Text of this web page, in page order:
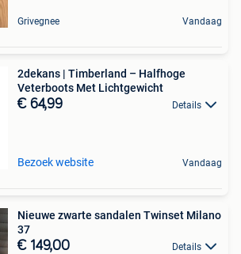
Grivegnee Vandaag
2dekans | Timberland – Halfhoge
Veterboots Met Lichtgewicht
€ 64,99 Details
Bezoek website Vandaag
Nieuwe zwarte sandalen Twinset Milano
37
€ 149,00 Details